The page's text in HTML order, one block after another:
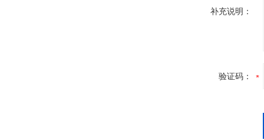
补充说明：
验证码：